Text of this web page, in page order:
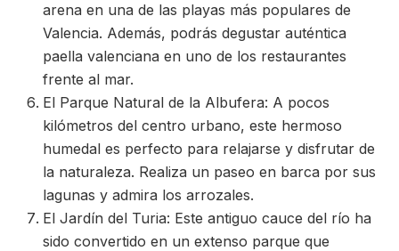
arena en una de las playas más populares de
Valencia. Además, podrás degustar auténtica
paella valenciana en uno de los restaurantes
frente al mar.
El Parque Natural de la Albufera: A pocos
kilómetros del centro urbano, este hermoso
humedal es perfecto para relajarse y disfrutar de
la naturaleza. Realiza un paseo en barca por sus
lagunas y admira los arrozales.
El Jardín del Turia: Este antiguo cauce del río ha
sido convertido en un extenso parque que